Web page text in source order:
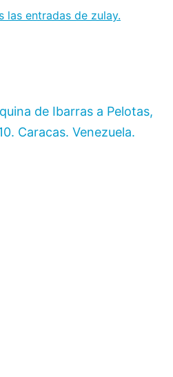
las entradas de zulay.
de Ibarras a Pelotas,
Caracas. Venezuela.